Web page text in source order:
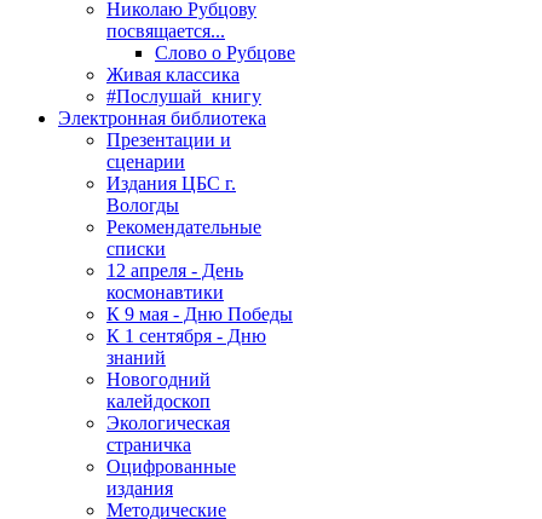
Николаю Рубцову
посвящается...
Слово о Рубцове
Живая классика
#Послушай_книгу
Электронная библиотека
Презентации и
сценарии
Издания ЦБС г.
Вологды
Рекомендательные
списки
12 апреля - День
космонавтики
К 9 мая - Дню Победы
К 1 сентября - Дню
знаний
Новогодний
калейдоскоп
Экологическая
страничка
Оцифрованные
издания
Методические